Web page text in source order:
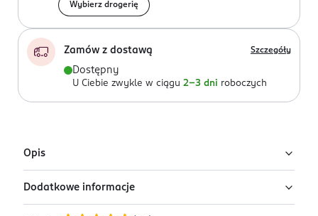
Wybierz drogerię
Zamów z dostawą Szczegóły
Dostępny
U Ciebie zwykle w ciągu 2-3 dni roboczych
Opis
Baterie alkaliczne AAA, 4 sztuki.
Dodatkowe informacje